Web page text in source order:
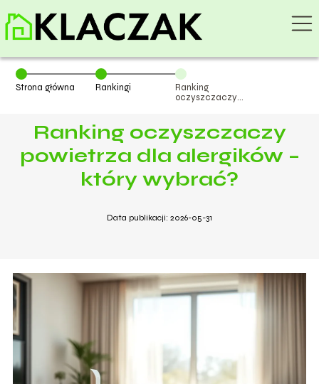
Strona główna Rankingi
Ranking
oczyszczaczy
który wybrać?
Ranking oczyszczaczy
powietrza dla alergików –
który wybrać?
Data publikacji: 2026-05-31